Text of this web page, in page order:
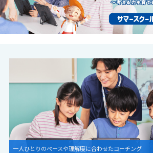
圧倒的な世界観とグラフィック